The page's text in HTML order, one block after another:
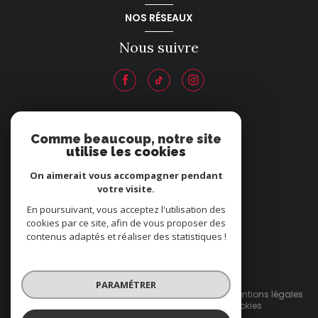
NOS RÉSEAUX
Nous suivre
ADHÉRENTS
Nous adhérons
© 2026 | Tous droits réservés
Mentions légales
Cookies
Comme beaucoup, notre site
utilise les cookies
On aimerait vous accompagner pendant
votre visite.
En poursuivant, vous acceptez l'utilisation des
cookies par ce site, afin de vous proposer des
contenus adaptés et réaliser des statistiques !
PARAMÉTRER